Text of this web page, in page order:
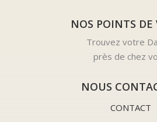
NOS POINTS DE
Trouvez votre
près de chez
NOUS
CONTACT